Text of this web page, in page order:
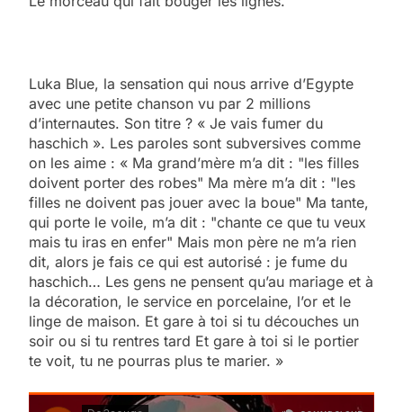
Luka Blue, la sensation qui nous arrive d’Egypte
avec une petite chanson vu par 2 millions
d’internautes. Son titre ? « Je vais fumer du
haschich ». Les paroles sont subversives comme
on les aime : « Ma grand’mère m’a dit : "les filles
doivent porter des robes" Ma mère m’a dit : "les
filles ne doivent pas jouer avec la boue" Ma tante,
qui porte le voile, m’a dit : "chante ce que tu veux
mais tu iras en enfer" Mais mon père ne m’a rien
dit, alors je fais ce qui est autorisé : je fume du
haschich… Les gens ne pensent qu’au mariage et à
la décoration, le service en porcelaine, l’or et le
linge de maison. Et gare à toi si tu découches un
soir ou si tu rentres tard Et gare à toi si le portier
te voit, tu ne pourras plus te marier. »